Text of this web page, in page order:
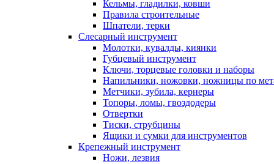
Кельмы, гладилки, ковши
Правила строительные
Шпатели, терки
Слесарный инструмент
Молотки, кувалды, киянки
Губцевый инструмент
Ключи, торцевые головки и наборы
Напильники, ножовки, ножницы по
Метчики, зубила, кернеры
Топоры, ломы, гвоздодеры
Отвертки
Тиски, струбцины
Ящики и сумки для инструментов
Крепежный инструмент
Ножи, лезвия